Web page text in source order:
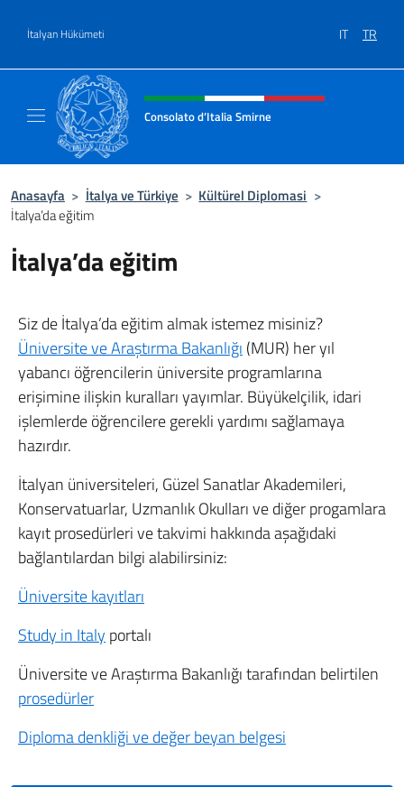
İtalyan Hükümeti IT TR
Site başlığı, sosyal medya ve
Consolato d’Italia Smirne
Anasayfa > İtalya ve Türkiye > Kültürel Diplomasi >
İtalya’da eğitim
İtalya’da eğitim
Siz de İtalya’da eğitim almak istemez misiniz?
Üniversite ve Araştırma Bakanlığı (MUR) her yıl
yabancı öğrencilerin üniversite programlarına
erişimine ilişkin kuralları yayımlar. Büyükelçilik, idari
işlemlerde öğrencilere gerekli yardımı sağlamaya
hazırdır.
İtalyan üniversiteleri, Güzel Sanatlar Akademileri,
Konservatuarlar, Uzmanlık Okulları ve diğer progamlara
kayıt prosedürleri ve takvimi hakkında aşağıdaki
bağlantılardan bilgi alabilirsiniz:
Üniversite kayıtları
Study in Italy portalı
Üniversite ve Araştırma Bakanlığı tarafından belirtilen
prosedürler
Diploma denkliği ve değer beyan belgesi